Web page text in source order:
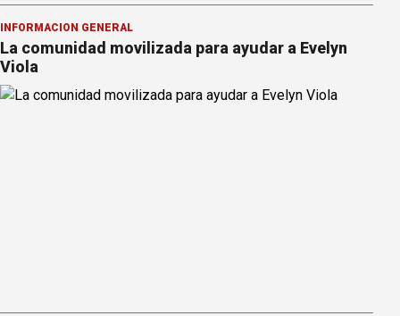
INFORMACION GENERAL
La comunidad movilizada para ayudar a Evelyn
Viola